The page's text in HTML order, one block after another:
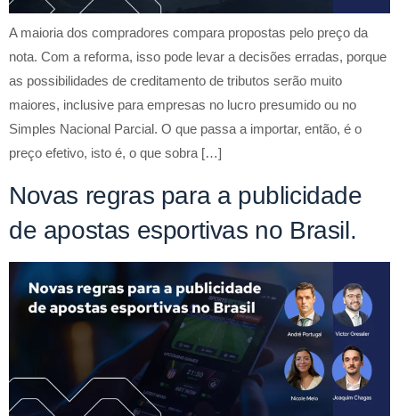
A maioria dos compradores compara propostas pelo preço da
nota. Com a reforma, isso pode levar a decisões erradas, porque
as possibilidades de creditamento de tributos serão muito
maiores, inclusive para empresas no lucro presumido ou no
Simples Nacional Parcial. O que passa a importar, então, é o
preço efetivo, isto é, o que sobra […]
Novas regras para a publicidade
de apostas esportivas no Brasil.